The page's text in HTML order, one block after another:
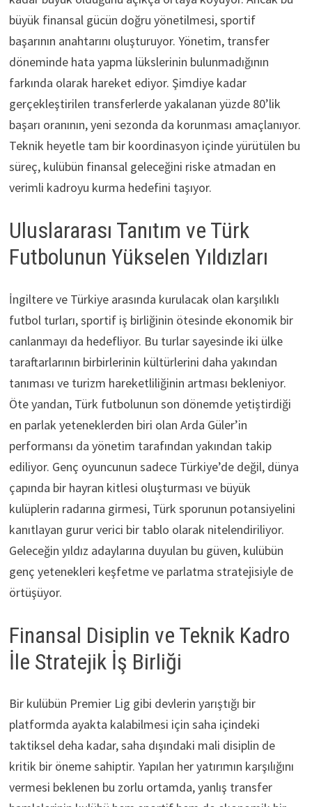
büyük finansal gücün doğru yönetilmesi, sportif
başarının anahtarını oluşturuyor. Yönetim, transfer
döneminde hata yapma lükslerinin bulunmadığının
farkında olarak hareket ediyor. Şimdiye kadar
gerçekleştirilen transferlerde yakalanan yüzde 80’lik
başarı oranının, yeni sezonda da korunması amaçlanıyor.
Teknik heyetle tam bir koordinasyon içinde yürütülen bu
süreç, kulübün finansal geleceğini riske atmadan en
verimli kadroyu kurma hedefini taşıyor.
Uluslararası Tanıtım ve Türk
Futbolunun Yükselen Yıldızları
İngiltere ve Türkiye arasında kurulacak olan karşılıklı
futbol turları, sportif iş birliğinin ötesinde ekonomik bir
canlanmayı da hedefliyor. Bu turlar sayesinde iki ülke
taraftarlarının birbirlerinin kültürlerini daha yakından
tanıması ve turizm hareketliliğinin artması bekleniyor.
Öte yandan, Türk futbolunun son dönemde yetiştirdiği
en parlak yeteneklerden biri olan Arda Güler’in
performansı da yönetim tarafından yakından takip
ediliyor. Genç oyuncunun sadece Türkiye’de değil, dünya
çapında bir hayran kitlesi oluşturması ve büyük
kulüplerin radarına girmesi, Türk sporunun potansiyelini
kanıtlayan gurur verici bir tablo olarak nitelendiriliyor.
Geleceğin yıldız adaylarına duyulan bu güven, kulübün
genç yetenekleri keşfetme ve parlatma stratejisiyle de
örtüşüyor.
Finansal Disiplin ve Teknik Kadro
İle Stratejik İş Birliği
Bir kulübün Premier Lig gibi devlerin yarıştığı bir
platformda ayakta kalabilmesi için saha içindeki
taktiksel deha kadar, saha dışındaki mali disiplin de
kritik bir öneme sahiptir. Yapılan her yatırımın karşılığını
vermesi beklenen bu zorlu ortamda, yanlış transfer